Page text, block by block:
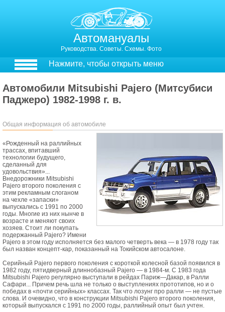
Автомануалы
Руководства. Советы. Схемы. Фото
Нажмите, чтобы открыть меню
Автомобили Mitsubishi Pajero (Митсубиси
Паджеро) 1982-1998 г. в.
Общая информация об автомобиле
«Рожденный на раллийных
трассах, впитавший
технологии будущего,
сделанный для
удовольствия»...
Внедорожники Mitsubishi
Pajero второго поколения с
этим рекламным слоганом
на чехле «запаски»
выпускались с 1991 по 2000
годы. Многие из них нынче в
возрасте и меняют своих
хозяев. Стоит ли покупать
подержанный Pajero? Имени
Pajero в этом году исполняется без малого четверть века — в 1978 году так
был назван концепт-кар, показанный на Токийском автосалоне.
Серийный Pajero первого поколения с короткой колесной базой появился в
1982 году, пятидверный длиннобазный Pajero — в 1984-м. С 1983 года
Mitsubishi Pajero регулярно выступали в рейдах Париж—Дакар, в Ралли
Сафари... Причем речь шла не только о выступлениях прототипов, но и о
победах в «почти серийных» классах. Так что лозунг про ралли — не пустые
слова. И очевидно, что в конструкции Mitsubishi Pajero второго поколения,
который выпускался с 1991 по 2000 годы, раллийный опыт был учтен.